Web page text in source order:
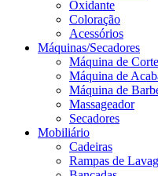
Oxidante
Coloração
Acessórios
Máquinas/Secadores
Máquina de Corte
Máquina de
Máquina de
Massageador
Secadores
Mobiliário
Cadeiras
Rampas de